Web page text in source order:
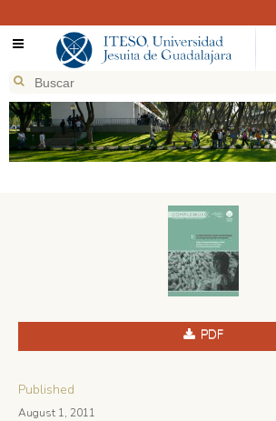
PDF
Published
August 1, 2011